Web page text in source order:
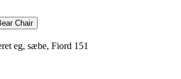
Chair
eg, sæbe, Fiord 151